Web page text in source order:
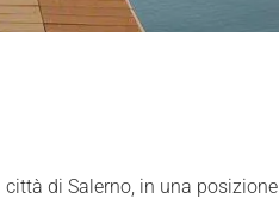
città di Salerno, in una posizione